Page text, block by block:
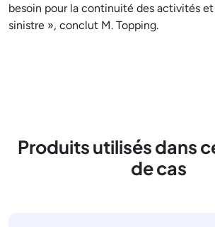
besoin pour la continuité des activités et
sinistre », conclut M. Topping.
Produits utilisés dans
de cas